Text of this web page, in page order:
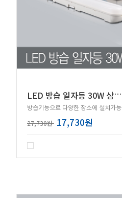
L
ED 방습 일자등 30W 삼성칩
방습기능으로 다양한 장소에 설치가능
27,730원 17,730원